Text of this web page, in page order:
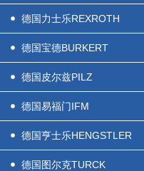
德国力士乐REXROTH
德国宝德BURKERT
德国皮尔兹PILZ
德国易福门IFM
德国亨士乐HENGSTLER
德国图尔克TURCK